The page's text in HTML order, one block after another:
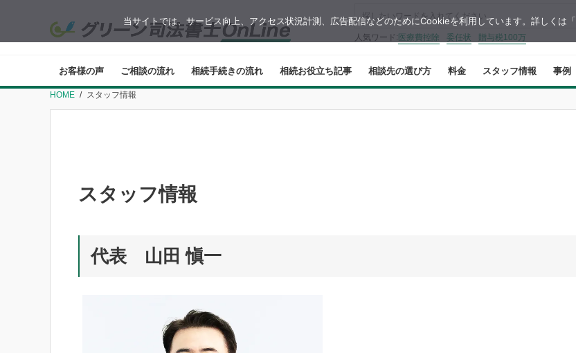
人気ワード: 医療費控除 委任状 贈与税100万
お客様の声 ご相談の流れ 相続手続きの流れ 相続お役立ち記事 相談先の選び方 料金 スタッフ情報 事例
HOME スタッフ情報
スタッフ情報
代表 山田 愼一
当サイトでは、サービス向上、アクセス状況計測、広告配信などのためにCookieを利用しています。詳しくは「